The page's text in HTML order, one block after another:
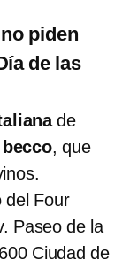
piden
de las
de
, que
del Four
Paseo de la
Ciudad de